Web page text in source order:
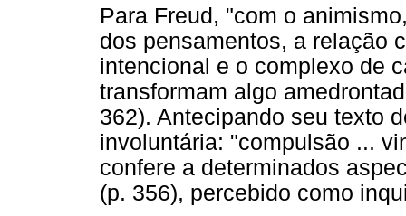
Para Freud, "com o
dos pensamentos, a relação
intencional e o complexo de
transformam algo
362). Antecipando seu texto
involuntária: "compulsão ...
confere a determinados
(p. 356), percebido como